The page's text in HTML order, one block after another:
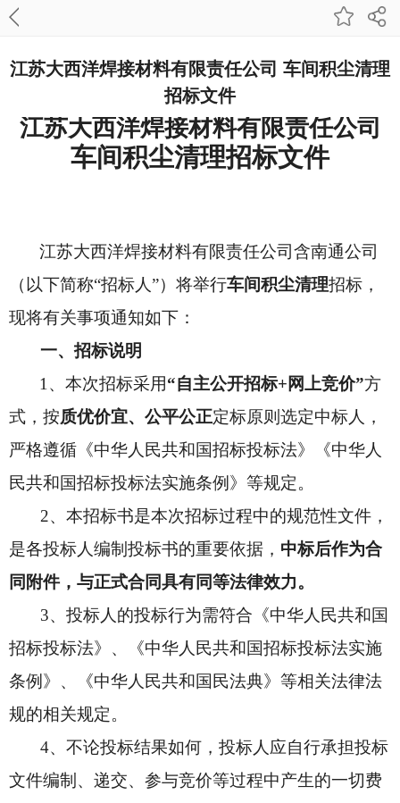
江苏大西洋焊接材料有限责任公司 车间积尘清理
招标文件
江苏大西洋焊接材料有限责任公司
车间积尘清理招标文件
江苏大西洋焊接材料有限责任公司含南通公司
（以下简称“招标人”）将举行车间积尘清理招标，
现将有关事项通知如下：
一、招标说明
1 、本次招标采用“自主公开招标+网上竞价”方
式，按质优价宜、公平公正定标原则选定中标人，
严格遵循《中华人民共和国招标投标法》《中华人
民共和国招标投标法实施条例》等规定。
2、本招标书是本次招标过程中的规范性文件，
是各投标人编制投标书的重要依据， 中标后作为合
同附件，与正式合同具有同等法律效力。
3、投标人的投标行为需符合《中华人民共和国
招标投标法》、《中华人民共和国招标投标法实施
条例》、《中华人民共和国民法典》等相关法律法
规的相关规定。
4、不论投标结果如何，投标人应自行承担投标
文件编制、递交、参与竞价等过程中产生的一切费